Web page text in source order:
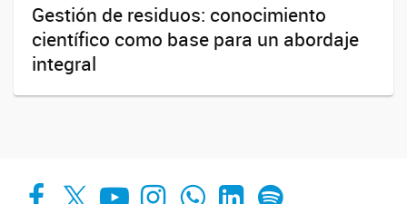
Gestión de residuos: conocimiento
científico como base para un abordaje
integral
Facebook
X YouTube
Instagram
Whats AppLinkedIn
Spotify